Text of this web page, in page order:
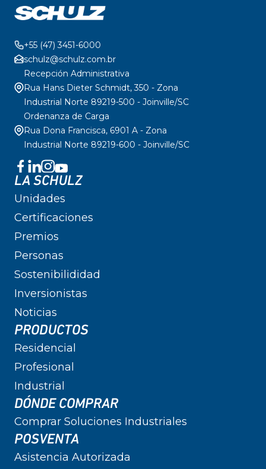
+55 (47) 3451-6000
schulz@schulz.com.br
Recepción Administrativa
Rua Hans Dieter Schmidt, 350 - Zona
Industrial Norte 89219-500 - Joinville/SC
Ordenanza de Carga
Rua Dona Francisca, 6901 A - Zona
Industrial Norte 89219-600 - Joinville/SC
LA SCHULZ
Unidades
Certificaciones
Premios
Personas
Sostenibilididad
Inversionistas
Noticias
PRODUCTOS
Residencial
Profesional
Industrial
DÓNDE COMPRAR
Comprar Soluciones Industriales
POSVENTA
Asistencia Autorizada